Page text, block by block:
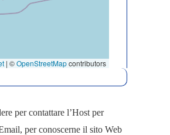
| ©OpenStreetMapcontributors
per contattare l’Host per
per conoscerne il sito Web